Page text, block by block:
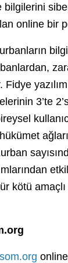
online bir
Fidye
3’te
kötü amaçlı